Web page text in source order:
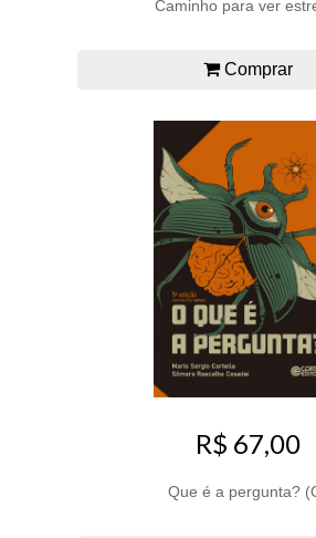
Caminho para ver
Comprar
R$ 67,00
Que é a pergunta?